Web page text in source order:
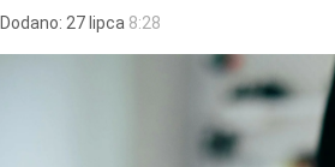
Dodano: 27lipca 8:28